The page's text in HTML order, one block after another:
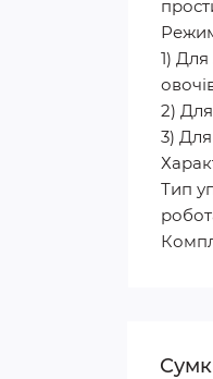
1)
2)
3)
Тип